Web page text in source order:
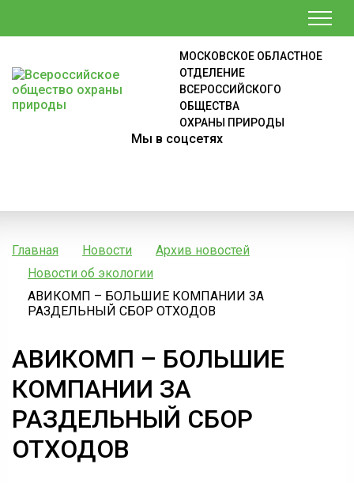
МОСКОВСКОЕ ОБЛАСТНОЕ
ОТДЕЛЕНИЕ
ВСЕРОССИЙСКОГО
ОБЩЕСТВА
ОХРАНЫ ПРИРОДЫ
Мы в соцсетях
Главная Новости
Архив новостей
Новости об экологии
АВИКОМП – БОЛЬШИЕ КОМПАНИИ ЗА
РАЗДЕЛЬНЫЙ СБОР ОТХОДОВ
АВИКОМП – БОЛЬШИЕ
КОМПАНИИ ЗА
РАЗДЕЛЬНЫЙ СБОР
ОТХОДОВ